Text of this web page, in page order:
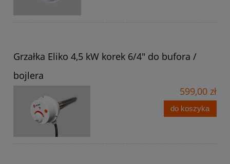
Grzałka Eliko 4,5 kW korek 6/4" do bufora /
bojlera
599,00 zł
do koszyka